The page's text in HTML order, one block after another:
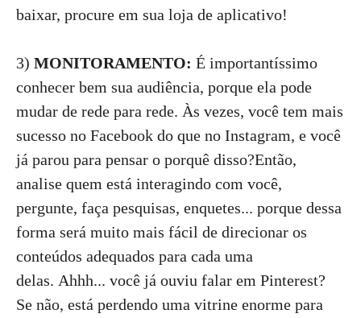
baixar, procure em sua loja de aplicativo!
3) MONITORAMENTO: É importantíssimo
conhecer bem sua audiência, porque ela pode
mudar de rede para rede. Às vezes, você tem mais
sucesso no Facebook do que no Instagram, e você
já parou para pensar o porquê disso?Então,
analise quem está interagindo com você,
pergunte, faça pesquisas, enquetes... porque dessa
forma será muito mais fácil de direcionar os
conteúdos adequados para cada uma
delas. Ahhh... você já ouviu falar em Pinterest?
Se não, está perdendo uma vitrine enorme para